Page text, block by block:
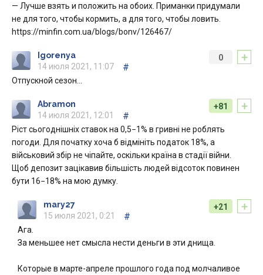
— Лучше взять и положить на обоих. Приманки придумали
не для того, чтобы кормить, а для того, чтобы ловить.
https://minfin.com.ua/blogs/bonv/126467/
+
0
Igorenya
14 июля 2021, 11:07
#
Отпускной сезон…
+
+81
Abramon
14 июля 2021, 12:01
#
Ріст сьогоднішніх ставок на 0,5−1% в гривні не роблять
погоди. Для початку хоча б відмініть податок 18%, а
військовий збір не чіпайте, оскільки країна в стадії війни.
Щоб депозит зацікавив більшість людей відсоток повинен
бути 16−18% на мою думку.
+
+21
mary27
15 июля 2021, 0:21
#
Ага.
За меньшее нет смысла нести деньги в эти днища.
Которые в марте-апреле прошлого года под молчаливое